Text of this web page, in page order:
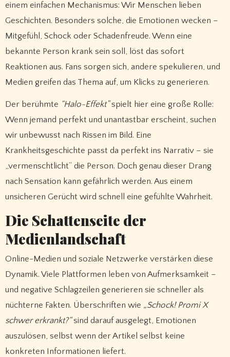
einem einfachen Mechanismus: Wir Menschen lieben
Geschichten. Besonders solche, die Emotionen wecken –
Mitgefühl, Schock oder Schadenfreude. Wenn eine
bekannte Person krank sein soll, löst das sofort
Reaktionen aus. Fans sorgen sich, andere spekulieren, und
Medien greifen das Thema auf, um Klicks zu generieren.
Der berühmte “Halo-Effekt”spielt hier eine große Rolle:
Wenn jemand perfekt und unantastbar erscheint, suchen
wir unbewusst nach Rissen im Bild. Eine
Krankheitsgeschichte passt da perfekt ins Narrativ – sie
„vermenschtlicht“ die Person. Doch genau dieser Drang
nach Sensation kann gefährlich werden. Aus einem
unsicheren Gerücht wird schnell eine gefühlte Wahrheit.
Die Schattenseite der
Medienlandschaft
Online-Medien und soziale Netzwerke verstärken diese
Dynamik. Viele Plattformen leben von Aufmerksamkeit –
und negative Schlagzeilen generieren sie schneller als
nüchterne Fakten. Überschriften wie „Schock! Promi X
schwer erkrankt?“sind darauf ausgelegt, Emotionen
auszulösen, selbst wenn der Artikel selbst keine
konkreten Informationen liefert.